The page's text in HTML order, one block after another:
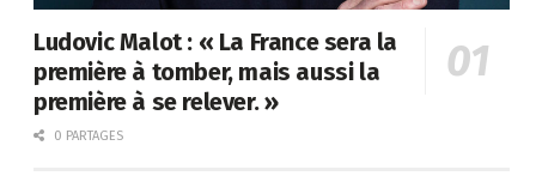
Ludovic Malot : « La France sera la
première à tomber, mais aussi la
première à se relever. »
0 PARTAGES